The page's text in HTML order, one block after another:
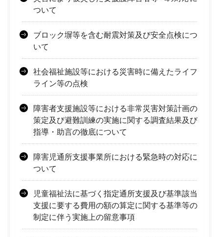
ついて
ブロック塀等を含む耐震対策及び安全点検につ
いて
社会福祉施設等における災害時に備えたライフ
ライン等の点検
障害者支援施設等における非常災害対策計画の
策定及び避難訓練の実施に関する調査結果及び
指導・助言の徹底について
障害児通所支援事業所における緊急時の対応に
ついて
児童福祉法に基づく指定通所支援及び基準該当
支援に要する費用の額の算定に関する基準等の
制定に伴う実施上の留意事項